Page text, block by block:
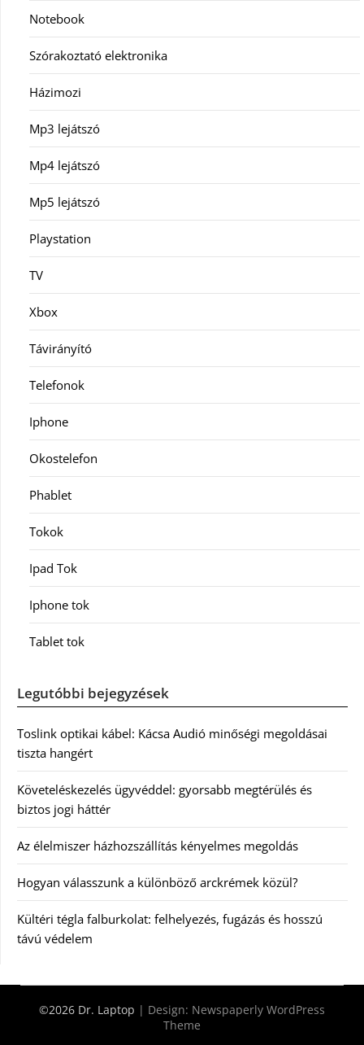
Notebook
Szórakoztató elektronika
Házimozi
Mp3 lejátszó
Mp4 lejátszó
Mp5 lejátszó
Playstation
TV
Xbox
Távirányító
Telefonok
Iphone
Okostelefon
Phablet
Tokok
Ipad Tok
Iphone tok
Tablet tok
Legutóbbi bejegyzések
Toslink optikai kábel: Kácsa Audió minőségi megoldásai
tiszta hangért
Követeléskezelés ügyvéddel: gyorsabb megtérülés és
biztos jogi háttér
Az élelmiszer házhozszállítás kényelmes megoldás
Hogyan válasszunk a különböző arckrémek közül?
Kültéri tégla falburkolat: felhelyezés, fugázás és hosszú
távú védelem
©2026 Dr. Laptop | Design: Newspaperly WordPress
Theme